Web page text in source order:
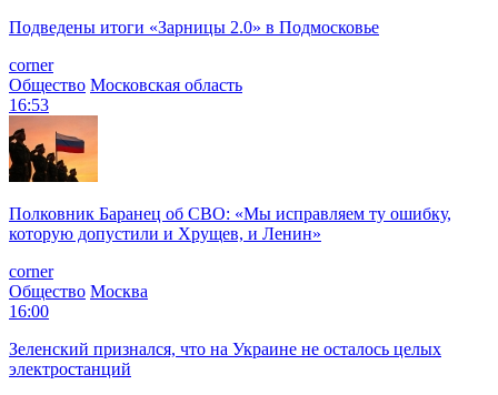
Подведены итоги «Зарницы 2.0» в Подмосковье
corner
Общество Московская область
16:53
Полковник Баранец об СВО: «Мы исправляем ту ошибку,
которую допустили и Хрущев, и Ленин»
corner
Общество Москва
16:00
Зеленский признался, что на Украине не осталось целых
электростанций